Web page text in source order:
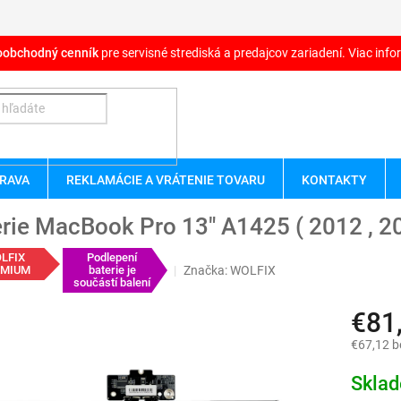
cenník pre servisné strediská a predajcov zariadení. Viac
REKLAMÁCIE A VRÁTENIE TOVARU KONTAKTY
MacBook Pro 13" A1425 ( 2012 ,
Podlepení
baterie je
součástí balení
Značka:WOLFIX
€67,12
cena: